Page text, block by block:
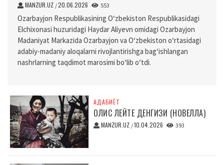
MANZUR.UZ /20.06.2026 553
Ozarbayjon Respublikasining O‘zbekiston Respublikasidagi
Elchixonasi huzuridagi Haydar Aliyevn omidagi Ozarbayjon
Madaniyat Markazida Ozarbayjon va O‘zbekiston o‘rtasidagi
adabiy-madaniy aloqalarni rivojlantirishga bag‘ishlangan
nashrlarning taqdimot marosimi bo‘lib o‘tdi.
АДАБИЁТ
ОЛИС ЛЕЙТЕ ДЕНГИЗИ (НОВЕЛЛА)
MANZUR.UZ /10.04.2026 393